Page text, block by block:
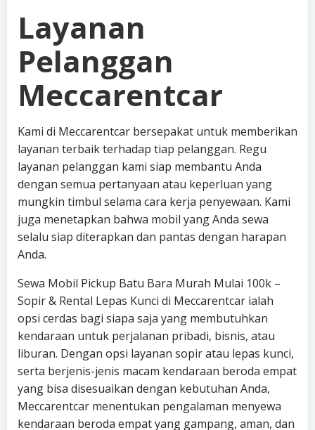
Layanan
Pelanggan
Meccarentcar
Kami di Meccarentcar bersepakat untuk memberikan
layanan terbaik terhadap tiap pelanggan. Regu
layanan pelanggan kami siap membantu Anda
dengan semua pertanyaan atau keperluan yang
mungkin timbul selama cara kerja penyewaan. Kami
juga menetapkan bahwa mobil yang Anda sewa
selalu siap diterapkan dan pantas dengan harapan
Anda.
Sewa Mobil Pickup Batu Bara Murah Mulai 100k –
Sopir & Rental Lepas Kunci di Meccarentcar ialah
opsi cerdas bagi siapa saja yang membutuhkan
kendaraan untuk perjalanan pribadi, bisnis, atau
liburan. Dengan opsi layanan sopir atau lepas kunci,
serta berjenis-jenis macam kendaraan beroda empat
yang bisa disesuaikan dengan kebutuhan Anda,
Meccarentcar menentukan pengalaman menyewa
kendaraan beroda empat yang gampang, aman, dan